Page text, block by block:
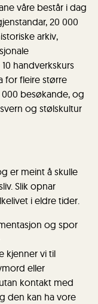
våre består i dag
20 000
arkiv,
handverkskurs
for fleire større
000 besøkande, og
og stølskultur
er meint å skulle
Slik opnar
i eldre tider.
og spor
kjenner vi til
eller
kontakt med
den kan ha vore